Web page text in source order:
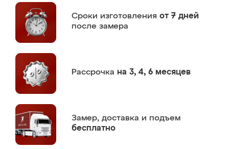
Сроки изготовления от 7 дней
после замера
Рассрочка на 3, 4, 6 месяцев
Замер, доставка и подъем
бесплатно